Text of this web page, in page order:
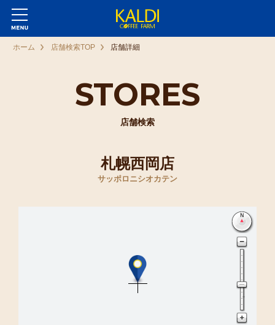
STORES
店舗検索
ホーム 店舗検索TOP 店舗詳細
札幌西岡店
サッポロニシオカテン